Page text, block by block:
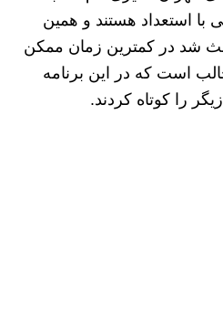
با استعداد هستند و همین
شد در کمترین زمان ممکن
است که در این برنامه
را کوتاه کردند.